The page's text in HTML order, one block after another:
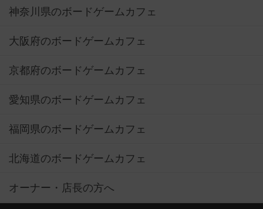
神奈川県のボードゲームカフェ
大阪府のボードゲームカフェ
京都府のボードゲームカフェ
愛知県のボードゲームカフェ
福岡県のボードゲームカフェ
北海道のボードゲームカフェ
オーナー・店長の方へ